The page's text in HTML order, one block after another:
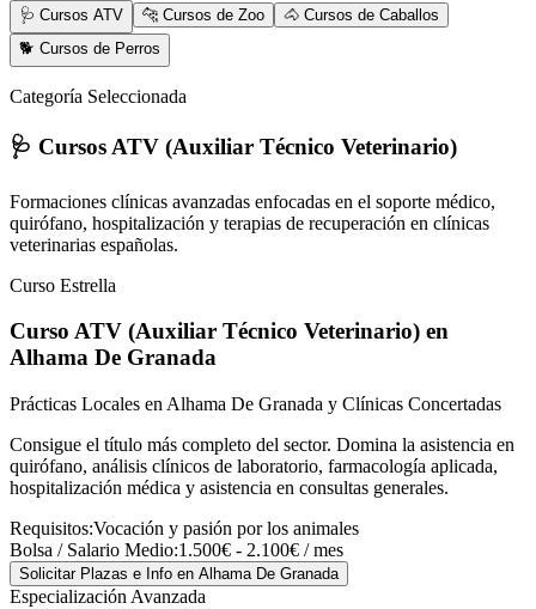
🩺 Cursos ATV 🐆 Cursos de Zoo
🐴 Cursos de Caballos
🐕 Cursos de Perros
Categoría Seleccionada
🩺 Cursos ATV (Auxiliar Técnico Veterinario)
Formaciones clínicas avanzadas enfocadas en el soporte médico,
quirófano, hospitalización y terapias de recuperación en clínicas
veterinarias españolas.
Curso Estrella
Curso ATV (Auxiliar Técnico Veterinario) en
Alhama De Granada
Prácticas Locales en Alhama De Granada y Clínicas Concertadas
Consigue el título más completo del sector. Domina la asistencia en
quirófano, análisis clínicos de laboratorio, farmacología aplicada,
hospitalización médica y asistencia en consultas generales.
Requisitos:Vocación y pasión por los animales
Bolsa / Salario Medio:1.500€ - 2.100€ / mes
Solicitar Plazas e Info en Alhama De Granada
Especialización Avanzada